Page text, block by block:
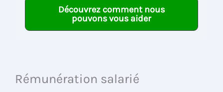
Découvrez comment nous
pouvons vous aider
Rémunération salarié